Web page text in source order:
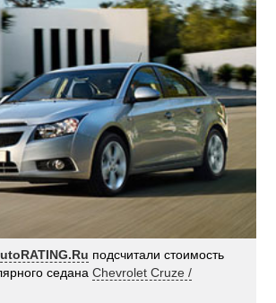
подсчитали стоимость
седанаChevrolet Cruze /